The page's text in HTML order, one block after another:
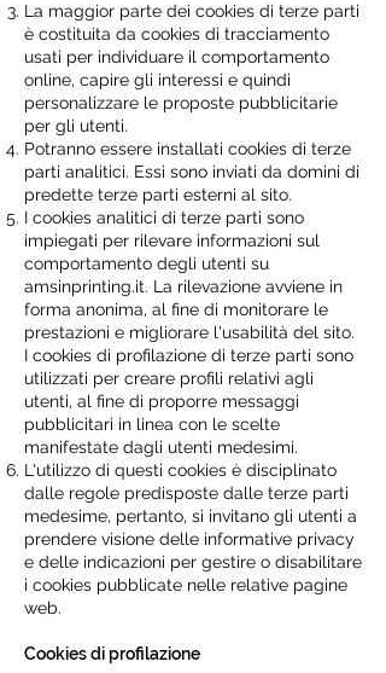
La maggior parte dei cookies di terze parti
è costituita da cookies di tracciamento
usati per individuare il comportamento
online, capire gli interessi e quindi
personalizzare le proposte pubblicitarie
per gli utenti.
Potranno essere installati cookies di terze
parti analitici. Essi sono inviati da domini di
predette terze parti esterni al sito.
I cookies analitici di terze parti sono
impiegati per rilevare informazioni sul
comportamento degli utenti su
amsinprinting.it. La rilevazione avviene in
forma anonima, al fine di monitorare le
prestazioni e migliorare l'usabilità del sito.
I cookies di profilazione di terze parti sono
utilizzati per creare profili relativi agli
utenti, al fine di proporre messaggi
pubblicitari in linea con le scelte
manifestate dagli utenti medesimi.
L'utilizzo di questi cookies è disciplinato
dalle regole predisposte dalle terze parti
medesime, pertanto, si invitano gli utenti a
prendere visione delle informative privacy
e delle indicazioni per gestire o disabilitare
i cookies pubblicate nelle relative pagine
web.
Cookies di profilazione